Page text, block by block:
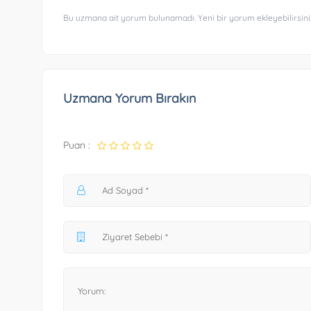
Bu uzmana ait yorum bulunamadı. Yeni bir yorum
Uzmana Yorum Bırakın
Puan :